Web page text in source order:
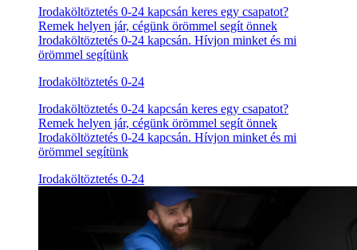
Irodaköltöztetés 0-24 kapcsán keres egy csapatot?
Remek helyen jár, cégünk örömmel segít önnek
Irodaköltöztetés 0-24 kapcsán. Hívjon minket és mi
örömmel segítünk
Irodaköltöztetés 0-24
Irodaköltöztetés 0-24 kapcsán keres egy csapatot?
Remek helyen jár, cégünk örömmel segít önnek
Irodaköltöztetés 0-24 kapcsán. Hívjon minket és mi
örömmel segítünk
Irodaköltöztetés 0-24